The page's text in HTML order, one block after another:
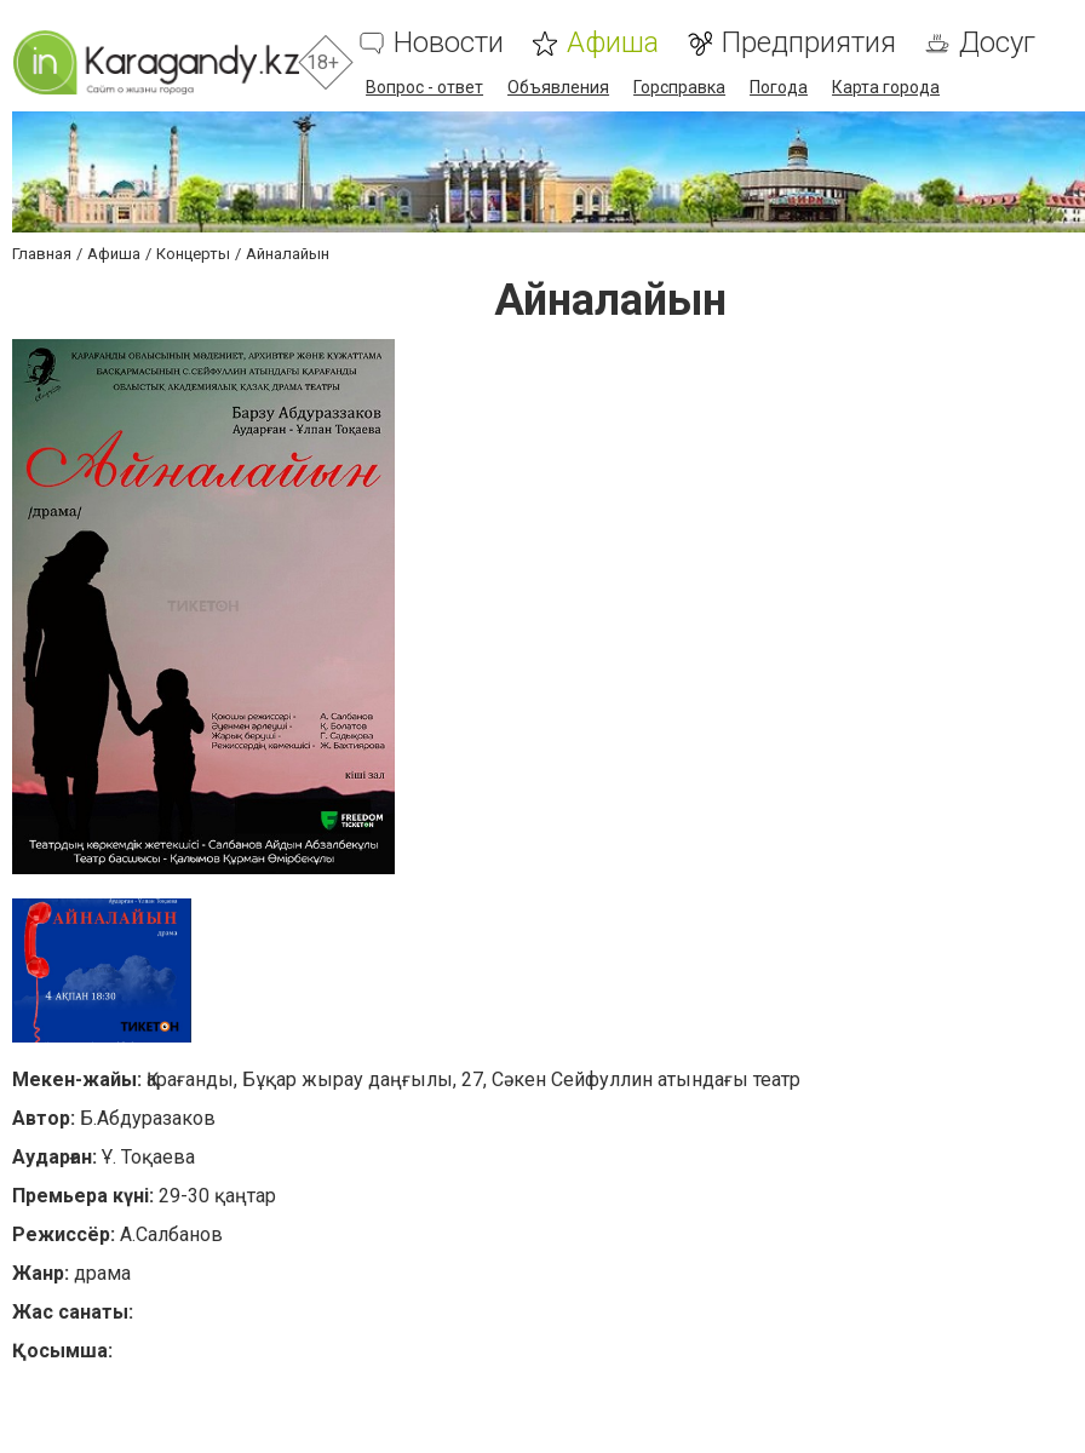
18+
Новости Афиша Предприятия Досуг
Вопрос - ответ Объявления Горсправка Погода Карта города
Главная Афиша Концерты Айналайын
Айналайын
Мекен-жайы: Қарағанды, Бұқар жырау даңғылы, 27, Сәкен Сейфуллин атындағы театр
Автор: Б.Абдуразаков
Аударған: Ұ. Тоқаева
Премьера күні: 29-30 қаңтар
Режиссёр: А.Салбанов
Жанр: драма
Жас санаты:
Қосымша: